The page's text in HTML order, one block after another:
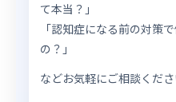
て本当？」
「認知症になる前の対策
の？」
などお気軽にご相談くださ